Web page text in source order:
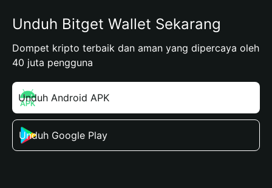
Unduh Bitget Wallet Sekarang
Dompet kripto terbaik dan aman yang dipercaya oleh
40 juta pengguna
Unduh Android APK
Unduh Google Play